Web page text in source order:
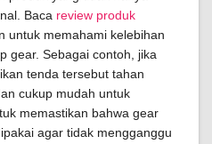
Baca review produk
untuk memahami kelebihan
gear. Sebagai contoh, jika
tenda tersebut tahan
cukup mudah untuk
memastikan bahwa gear
agar tidak mengganggu